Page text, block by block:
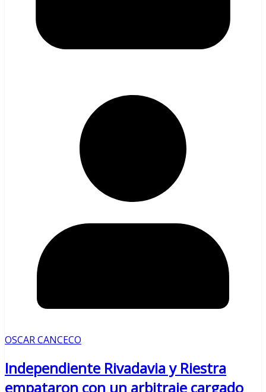
OSCAR CANCECO
Independiente Rivadavia y Riestra
empataron con un arbitraje cargado